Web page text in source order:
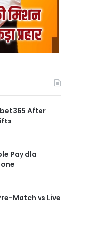
After
Pay dla
Match vs Live